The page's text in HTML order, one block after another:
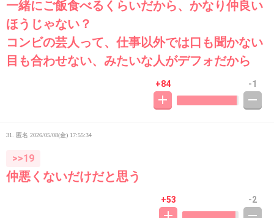
一緒にご飯食べるくらいだから、かなり仲良い
ほうじゃない？
コンビの芸人って、仕事以外では口も聞かない
目も合わせない、みたいな人がデフォだから
+84 -1
31. 匿名 2026/05/08(金) 17:55:34
>>19
仲悪くないだけだと思う
+53 -2